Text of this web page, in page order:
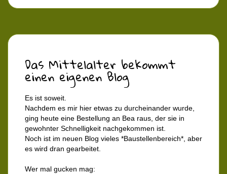
Das Mittelalter bekommt
einen eigenen Blog
Es ist soweit.
Nachdem es mir hier etwas zu durcheinander wurde,
ging heute eine Bestellung an Bea raus, der sie in
gewohnter Schnelligkeit nachgekommen ist.
Noch ist im neuen Blog vieles *Baustellenbereich*, aber
es wird dran gearbeitet.
Wer mal gucken mag: